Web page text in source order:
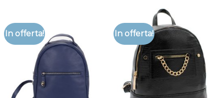
In offerta! In offerta!